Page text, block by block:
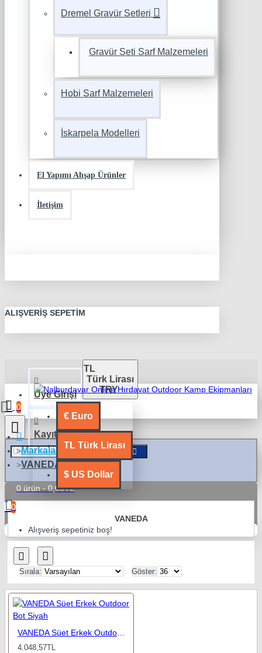
Dremel Gravür Setleri
Gravür Seti Sarf Malzemeleri
Hobi Sarf Malzemeleri
İskarpela Modelleri
El Yapımı Ahşap Ürünler
İletişim
ALIŞVERIŞ SEPETIM
Üye Girişi
Kayıt Ol
TL
Türk Lirası
TRY
€ Euro
TL Türk Lirası
$ US Dollar
0
0 ürün - 0,00TL
0
Alışveriş sepetiniz boş!
Markalar
VANEDA
VANEDA
Sırala: Göster:
4.048,57TL